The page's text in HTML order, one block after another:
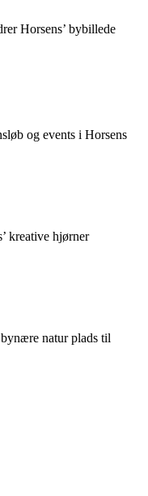
Horsens’ bybillede
og events i Horsens
kreative hjørner
natur plads til